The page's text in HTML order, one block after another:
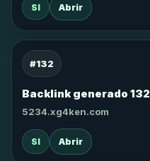
SI Abrir
#132
Backlink generado 132
5234.xg4ken.com
SI Abrir